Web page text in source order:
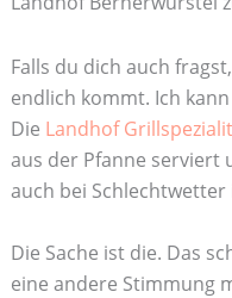
Falls du dich auch
endlich kommt. Ich
Die Landhof
aus der Pfanne serviert
auch bei
Die Sache ist die. Das
eine andere Stimmung